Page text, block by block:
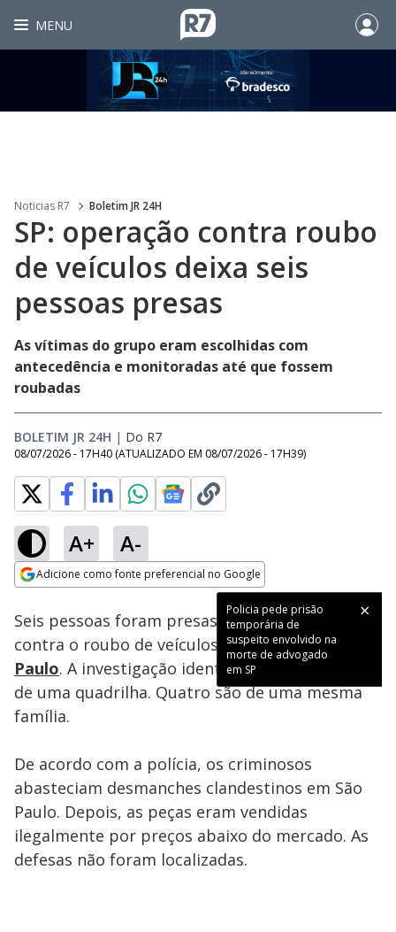
MENU
Noticias R7 Boletim JR 24H
SP: operação contra roubo
de veículos deixa seis
pessoas presas
As vítimas do grupo eram escolhidas com
antecedência e monitoradas até que fossem
roubadas
BOLETIM JR 24H | Do R7
08/07/2026 - 17H40 (ATUALIZADO EM 08/07/2026 - 17H39)
A+ A-
Adicione como fonte preferencial no Google
Policia pede prisão
temporária de
suspeito envolvido na
morte de advogado
em SP
Ativar
100.00%
Seis pessoas foram presas em uma operação
contra o roubo de veículos utilitários emSão
Paulo. A investigação identificou 11 integrantes
de uma quadrilha. Quatro são de uma mesma
família.
De acordo com a polícia, os criminosos
abasteciam desmanches clandestinos em São
Paulo. Depois, as peças eram vendidas
ilegalmente por preços abaixo do mercado. As
defesas não foram localizadas.